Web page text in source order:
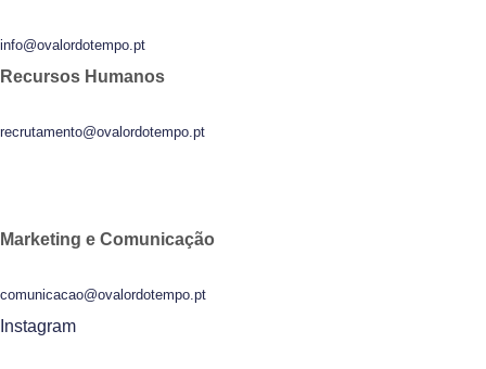
info@ovalordotempo.pt
Recursos Humanos
recrutamento@ovalordotempo.pt
Marketing e Comunicação
comunicacao@ovalordotempo.pt
Instagram